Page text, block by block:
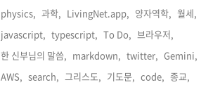
physics, 과학, LivingNet.app, 양자역학, 월세,
javascript, typescript, To Do, 브라우저,
한 신부님의 말씀, markdown, twitter, Gemini,
AWS, search, 그리스도, 기도문, code, 종교,